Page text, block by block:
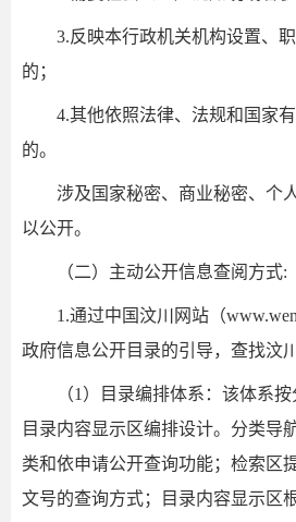
3.反映本行政机关机构设置、
的；
4.其他依照法律、法规和国家
的。
涉及国家秘密、商业秘密、个
以公开。
（二）主动公开信息查阅方式:
1.通过中国汶川网站（
政府信息公开目录的引导，查找汶
（1）目录编排体系：该体系
目录内容显示区编排设计。分类导
类和依申请公开查询功能；检索区
文号的查询方式；目录内容显示区